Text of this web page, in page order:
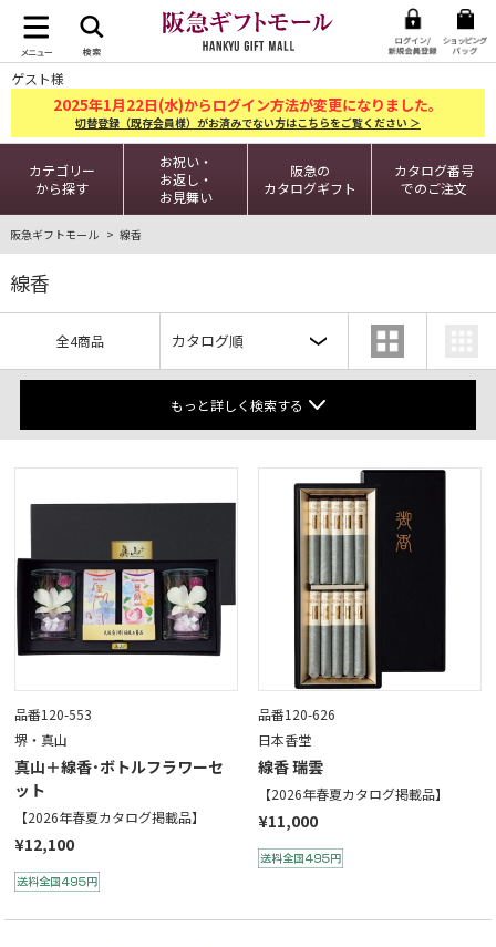
ゲスト様
2025年1月22日(水)からログイン方法が変更になりました。
切替登録（既存会員様）がお済みでない方はこちらをご覧ください ＞
カテゴリー
から探す
お祝い・
お返し・
お見舞い
阪急の
カタログギフト
カタログ番号
でのご注文
阪急ギフトモール 線香
線香
全4商品
もっと詳しく検索する
品番120-553
堺・真山
真山＋線香･ボトルフラワーセ
ット
【2026年春夏カタログ掲載品】
¥12,100
品番120-626
日本香堂
線香 瑞雲
【2026年春夏カタログ掲載品】
¥11,000